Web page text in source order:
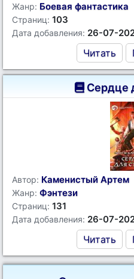
Жанр: Боевая фантастика
Страниц: 103
Дата добавления: 26-07-
Читать
Сердце
Автор: Каменистый Артем
Жанр: Фэнтези
Страниц: 131
Дата добавления: 26-07-
Читать